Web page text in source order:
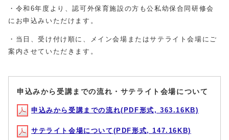
・令和6年度より、認可外保育施設の方も公私幼保合同研修会
にお申込みいただけます。
・当日、受け付け順に、メイン会場またはサテライト会場にご
案内させていただきます。
申込みから受講までの流れ・サテライト会場について
申込みから受講までの流れ(PDF形式, 363.16KB)
サテライト会場について(PDF形式, 147.16KB)